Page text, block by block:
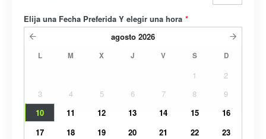
Elija una Fecha Preferida Y elegir una hora *
agosto 2026
L M X J V S D
1
2
3
4 5 6 7 8
9
10
11 12 13 14 15
16
17
18 19 20 21 22
23